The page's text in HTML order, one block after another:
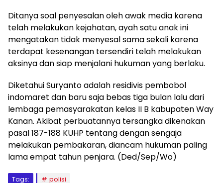
Ditanya soal penyesalan oleh awak media karena
telah melakukan kejahatan, ayah satu anak ini
mengatakan tidak menyesal sama sekali karena
terdapat kesenangan tersendiri telah melakukan
aksinya dan siap menjalani hukuman yang berlaku.
Diketahui Suryanto adalah residivis pembobol
indomaret dan baru saja bebas tiga bulan lalu dari
lembaga pemasyarakatan kelas II B kabupaten Way
Kanan. Akibat perbuatannya tersangka dikenakan
pasal 187-188 KUHP tentang dengan sengaja
melakukan pembakaran, diancam hukuman paling
lama empat tahun penjara. (Ded/Sep/Wo)
Tags: polisi